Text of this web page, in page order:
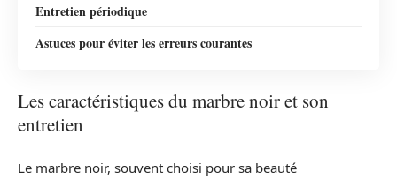
Entretien périodique
Astuces pour éviter les erreurs courantes
Les caractéristiques du marbre noir et son
entretien
Le marbre noir, souvent choisi pour sa beauté